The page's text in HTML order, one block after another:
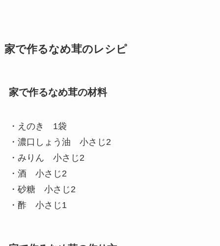
家で作るなめ茸のレシピ
家で作るなめ茸の材料
・えのき 1袋
・濃口しょう油 小さじ2
・みりん 小さじ2
・酒 小さじ2
・砂糖 小さじ2
・酢 小さじ1